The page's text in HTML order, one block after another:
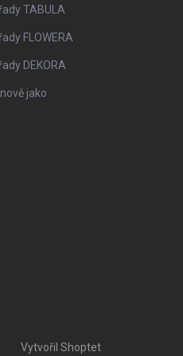
TABULA
FLOWERA
DEKORA
jako
Vytvořil Shoptet